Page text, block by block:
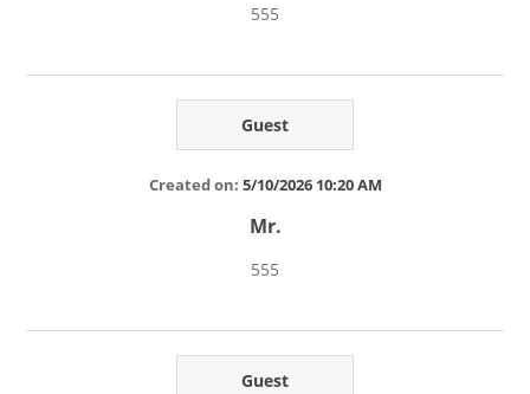
555
Guest
Created on: 5/10/2026 10:20 AM
Mr.
555
Guest